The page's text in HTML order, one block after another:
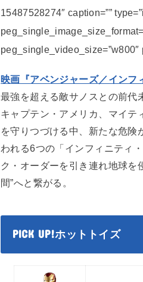
15487528274″ caption=””
peg_single_video_size=”w800″
映画『アベンジャーズ／インフ
最強を超える敵サノスとの前代
キャプテン・アメリカ、マイテ
を守りつづける中、新たな危
われる6つの「インフィニティ
ク・オーダーを引き連れ地球を
間”へと繋がる。
PICK UP!ホットトイズ